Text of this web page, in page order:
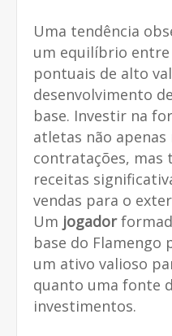
Uma tendência
um equilíbrio
pontuais de alto
desenvolvimento
base. Investir na
atletas não
contratações, mas
receitas
vendas para o
Um jogador
base do
um ativo valioso
quanto uma fonte
investimentos.